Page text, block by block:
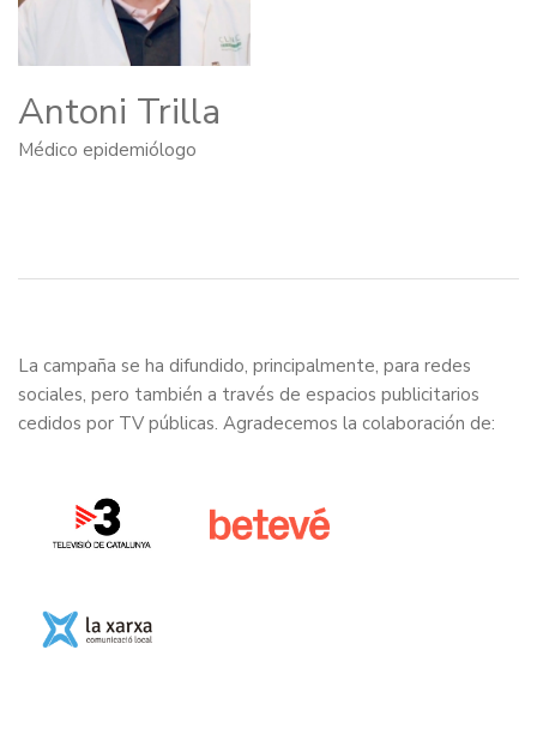
Antoni Trilla
Médico epidemiólogo
La campaña se ha difundido, principalmente, para redes
sociales, pero también a través de espacios publicitarios
cedidos por TV públicas. Agradecemos la colaboración de: